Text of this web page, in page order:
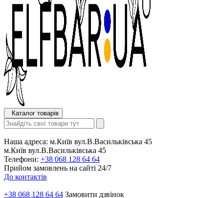
Каталог товарів
Наша адреса: м.Київ вул.В.Васильківська 45
м.Київ вул.В.Васильківська 45
Телефони: +38 068 128 64 64
Прийом замовлень на сайті 24/7
До контактів
+38 068 128 64 64 Замовити дзвінок